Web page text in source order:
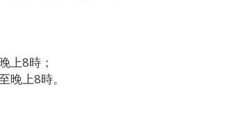
上8時；
晚上8時。